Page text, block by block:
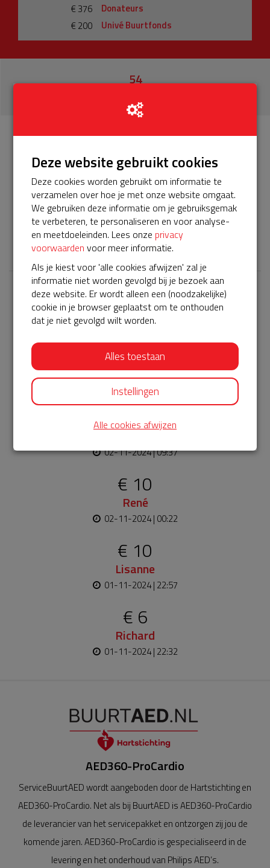
€ 376
Donateurs
€ 200
Univé Buurtfonds
54
Het servicepakket van onze BuurtAED verloopt bijna en
moet worden verlengd, zodat onze AED gebruiksklaar
blijft. Help je mee? Doneer voor ons servicepakket!
𝕏
Laatste donaties
Bekijk alle
€ 5
Kevin
02-11-2024 | 16:51
€ 6
Hielkje
02-11-2024 | 09:37
€ 10
René
02-11-2024 | 00:22
€ 10
Lisanne
01-11-2024 | 22:57
€ 6
Richard
01-11-2024 | 22:32
AED360-ProCardio
ServiceBuurtAED wordt aangeboden door de Hartstichting en
AED360-ProCardio. Net als bij BuurtAED is AED360-ProCardio
de leverancier van het servicepakket en ontzorgen zij jou de
komende jaren. AED360-ProCardio is gespecialiseerd in de
levering en het onderhoud van Philips AED’s.
Deze website gebruikt cookies
Deze cookies worden gebruikt om informatie te
verzamelen over hoe je met onze website omgaat.
We gebruiken deze informatie om je gebruiksgemak
te verbeteren, te personaliseren en voor analyse-
en meetdoeleinden. Lees onze privacy
voorwaarden voor meer informatie.
Als je kiest voor 'alle cookies afwijzen' zal je
informatie niet worden gevolgd bij je bezoek aan
deze website. Er wordt alleen een (noodzakelijke)
cookie in je browser geplaatst om te onthouden
dat je niet gevolgd wilt worden.
Alles toestaan
Instellingen
Alle cookies afwijzen